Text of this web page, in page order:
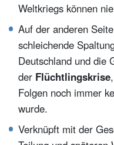
Weltkriegs können
Auf der anderen
schleichende
Deutschland und die
der Flüchtlingskrise
Folgen noch immer
wurde.
Verknüpft mit der